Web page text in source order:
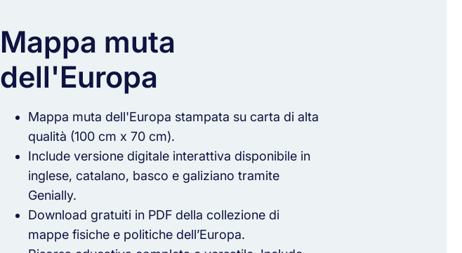
Mappa muta
dell'Europa
Mappa muta dell'Europa stampata su carta di alta
qualità (100 cm x 70 cm).
Include versione digitale interattiva disponibile in
inglese, catalano, basco e galiziano tramite
Genially.
Download gratuiti in PDF della collezione di
mappe fisiche e politiche dell’Europa.